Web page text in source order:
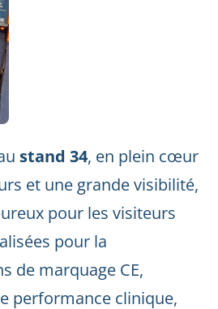
stand 34, en plein cœur
et une grande visibilité,
pour les visiteurs
pour la
de marquage CE,
performance clinique,